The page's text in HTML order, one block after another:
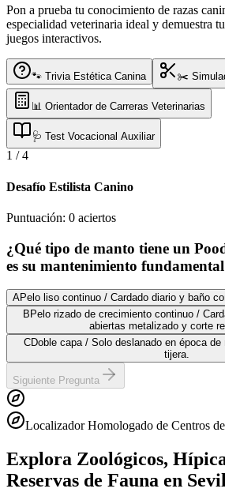
Pon a prueba tu conocimiento de razas
especialidad veterinaria ideal y demuestra
juegos interactivos.
🐾 Trivia Estética Canina ✂️
📊 Orientador de Carreras Veterinarias
🩺 Test Vocacional Auxiliar
1 /4
Desafío Estilista Canino
Puntuación: 0 aciertos
¿Qué tipo de manto tiene un
es su mantenimiento
APelo liso continuo / Cardado diario y baño
B Pelo rizado de crecimiento continuo /
abiertas metalizado y corte
CDoble capa / Solo deslanado en época
tijera.
Siguiente Pregunta
Localizador Homologado de Centros
Explora Zoológicos,
Reservas de Fauna en